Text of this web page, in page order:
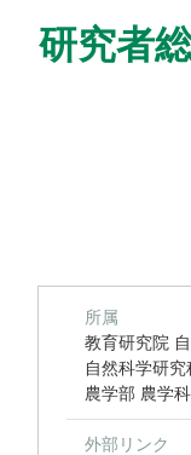
研究者
所属
教育研究院
自然科学研
農学部 農学
外部リンク